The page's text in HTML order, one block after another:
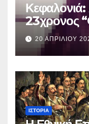
Κεφαλονιά:
23χρονος
Μυρτούς
20 ΑΠΡΙΛΊΟΥ
ΙΣΤΟΡΊΑ